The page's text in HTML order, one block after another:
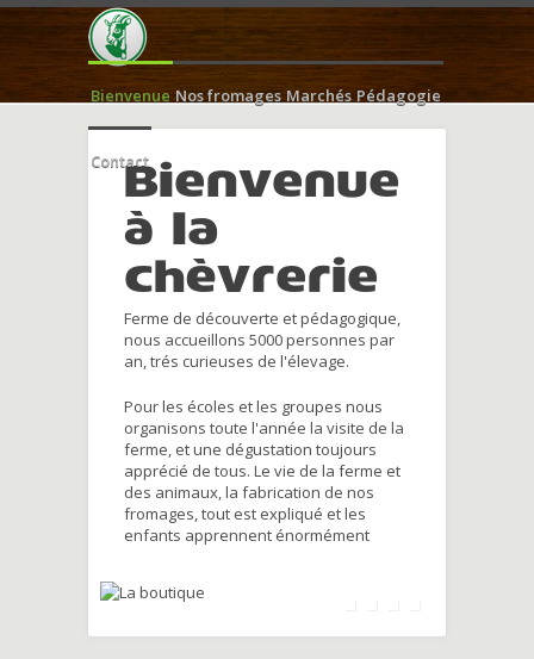
Bienvenue Nos fromages Marchés Pédagogie
ContactBienvenue
à la
chèvrerie
Ferme de découverte et pédagogique,
nous accueillons 5000 personnes par
an, trés curieuses de l'élevage.
Pour les écoles et les groupes nous
organisons toute l'année la visite de la
ferme, et une dégustation toujours
apprécié de tous. Le vie de la ferme et
des animaux, la fabrication de nos
fromages, tout est expliqué et les
enfants apprennent énormément